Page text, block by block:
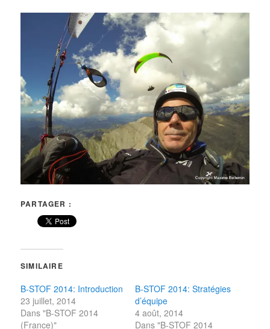
PARTAGER :
SIMILAIRE
B-STOF 2014: Introduction
23 juillet, 2014
Dans "B-STOF 2014
(France)"
B-STOF 2014: Stratégies
d’équipe
4 août, 2014
Dans "B-STOF 2014